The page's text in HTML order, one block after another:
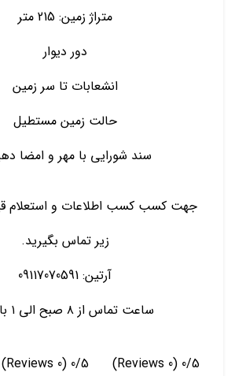
متراژ زمین: 215 متر
دور دیوار
انشعابات تا سر زمین
حالت زمین مستطیل
سند شورایی با مهر و امضا
جهت کسب کسب اطلاعات و استعلام
زیر تماس بگیرید.
آرتین: 09117070591
ساعت تماس از ۸ صبح الی ۱ بامداد
0/5
(0 Reviews)
0/5
(0 Reviews)